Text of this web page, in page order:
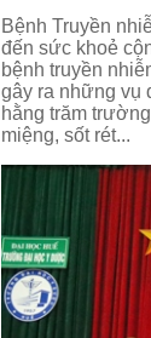
Bệnh Truyền
đến sức khoẻ
bệnh truyền
gây ra những vụ
hằng trăm
miệng, sốt rét...